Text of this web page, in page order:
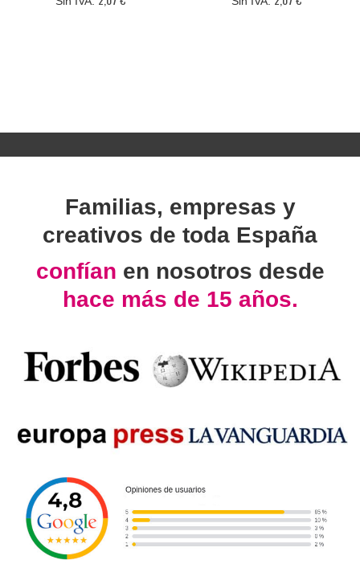
Familias, empresas y
creativos de toda España
confían en nosotros desde
hace más de 15 años.